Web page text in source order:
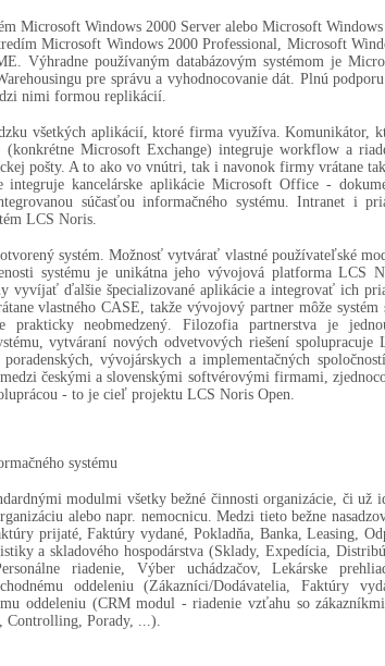
Microsoft Windows 2000 Server alebo Microsoft
Microsoft Windows 2000 Professional, Microsoft
Výhradne používaným databázovým systémom je
pre správu a vyhodnocovanie dát. Plnú
nimi formou replikácií.
všetkých aplikácií, ktoré firma využíva. Komunikátor,
Microsoft Exchange) integruje workflow a
pošty. A to ako vo vnútri, tak i navonok firmy vrátane
kancelárske aplikácie Microsoft Office -
súčasťou informačného systému. Intranet i
LCS Noris.
systém. Možnosť vytvárať vlastné používateľské
systému je unikátna jeho vývojová platforma LCS
vyvíjať ďalšie špecializované aplikácie a integrovať ich
vlastného CASE, takže vývojový partner môže systém
prakticky neobmedzený. Filozofia partnerstva je
vytváraní nových odvetvových riešení spolupracuje
vývojárskych a implementačných
českými a slovenskými softvérovými firmami,
- to je cieľ projektu LCS Noris Open.
systému
modulmi všetky bežné činnosti organizácie, či už
alebo napr. nemocnicu. Medzi tieto bežne
prijaté, Faktúry vydané, Pokladňa, Banka, Leasing,
a skladového hospodárstva (Sklady, Expedícia,
riadenie, Výber uchádzačov, Lekárske
oddeleniu (Zákazníci/Dodávatelia, Faktúry
oddeleniu (CRM modul - riadenie vzťahu so
Controlling, Porady, ...).